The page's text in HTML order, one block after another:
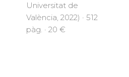
Universitat de
València, 2022) · 512
pàg. · 20 €